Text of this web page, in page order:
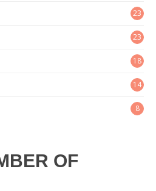
23
23
18
14
8
OF